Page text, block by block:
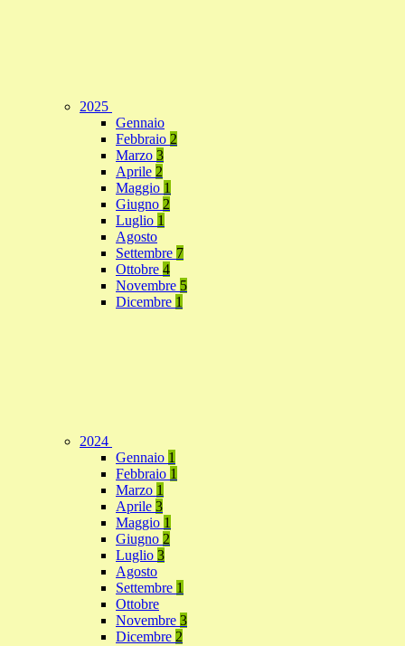
2025
Gennaio
Febbraio 2
Marzo 3
Aprile 2
Maggio 1
Giugno 2
Luglio 1
Agosto
Settembre 7
Ottobre 4
Novembre 5
Dicembre 1
2024
Gennaio 1
Febbraio 1
Marzo 1
Aprile 3
Maggio 1
Giugno 2
Luglio 3
Agosto
Settembre 1
Ottobre
Novembre 3
Dicembre 2